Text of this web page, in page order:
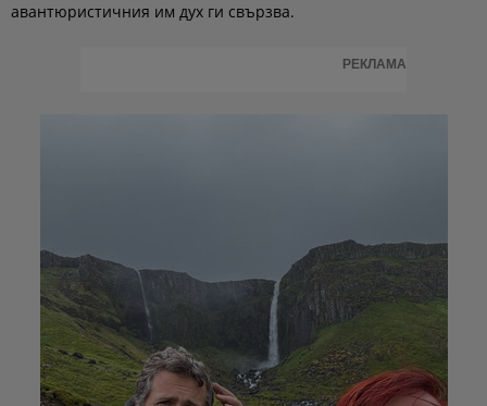
авантюристичния им дух ги свързва.
РЕКЛАМА